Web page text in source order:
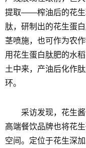
提取——榨油后的花生
肽，研制出的花生蛋
茎喷施，也可作为农
用花生蛋白肽肥的水
土中来，产油后化作
环。
采访发现，花生
高端餐饮品牌也将花
空间。定位于花生深